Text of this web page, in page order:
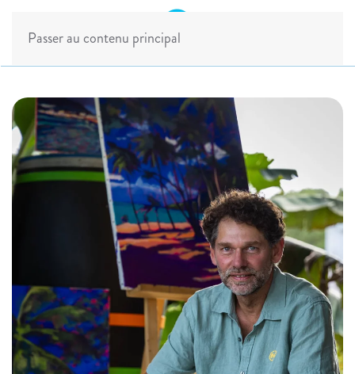
Passer au contenu principal